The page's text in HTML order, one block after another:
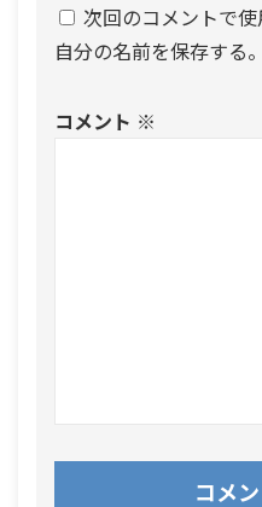
次回のコメントで
自分の名前を保存する。
コメント ※